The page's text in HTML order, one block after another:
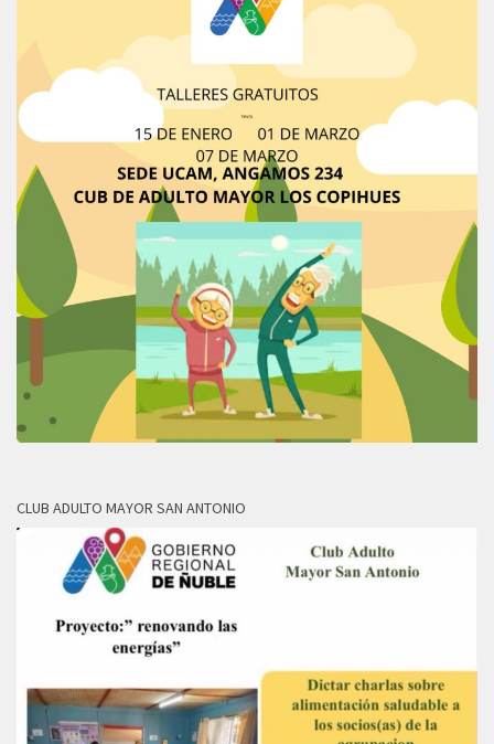
CLUB ADULTO MAYOR SAN ANTONIO